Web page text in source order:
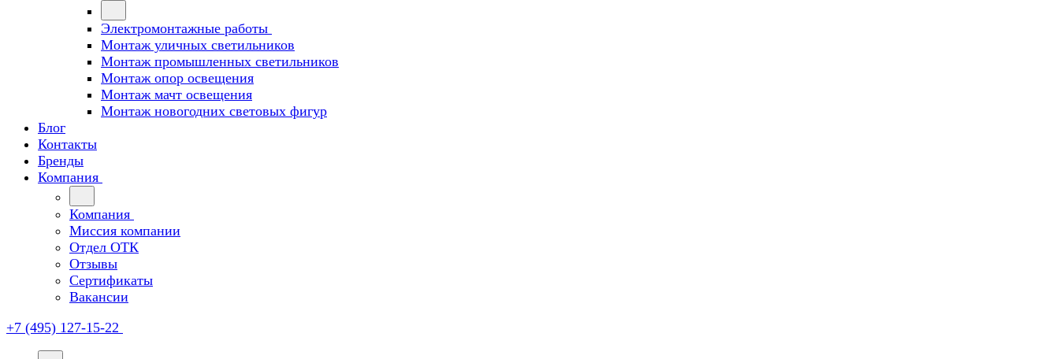
Электромонтажные работы
Монтаж уличных светильников
Монтаж промышленных светильников
Монтаж опор освещения
Монтаж мачт освещения
Монтаж новогодних световых фигур
Блог
Контакты
Бренды
Компания
Компания
Миссия компании
Отдел ОТК
Отзывы
Сертификаты
Вакансии
+7 (495) 127-15-22